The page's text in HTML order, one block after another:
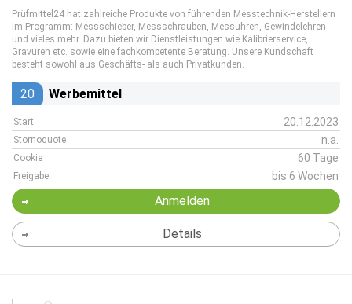
Prüfmittel24 hat zahlreiche Produkte von führenden Messtechnik-Herstellern
im Programm: Messschieber, Messschrauben, Messuhren, Gewindelehren
und vieles mehr. Dazu bieten wir Dienstleistungen wie Kalibrierservice,
Gravuren etc. sowie eine fachkompetente Beratung. Unsere Kundschaft
besteht sowohl aus Geschäfts- als auch Privatkunden.
20 Werbemittel
Start 20.12.2023
Stornoquote n.a.
Cookie 60 Tage
Freigabe bis 6 Wochen
Anmelden
Details